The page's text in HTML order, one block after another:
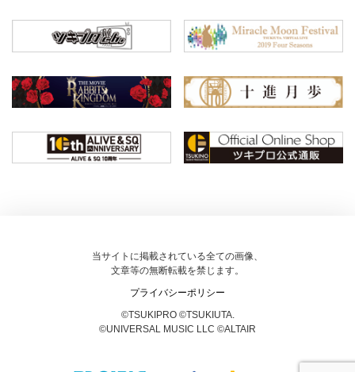
当サイトに掲載されている全ての画像、
文章等の無断転載を禁じます。
プライバシーポリシー
©TSUKIPRO ©TSUKIUTA.
©UNIVERSAL MUSIC LLC ©ALTAIR